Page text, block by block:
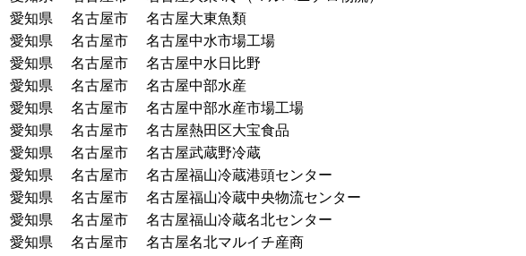
愛知県
名古屋市
名古屋大東魚類
愛知県
名古屋市
名古屋中水市場工場
愛知県
名古屋市
名古屋中水日比野
愛知県
名古屋市
名古屋中部水産
愛知県
名古屋市
名古屋中部水産市場工場
愛知県
名古屋市
名古屋熱田区大宝食品
愛知県
名古屋市
名古屋武蔵野冷蔵
愛知県
名古屋市
名古屋福山冷蔵港頭センター
愛知県
名古屋市
名古屋福山冷蔵中央物流センター
愛知県
名古屋市
名古屋福山冷蔵名北センター
愛知県
名古屋市
名古屋名北マルイチ産商